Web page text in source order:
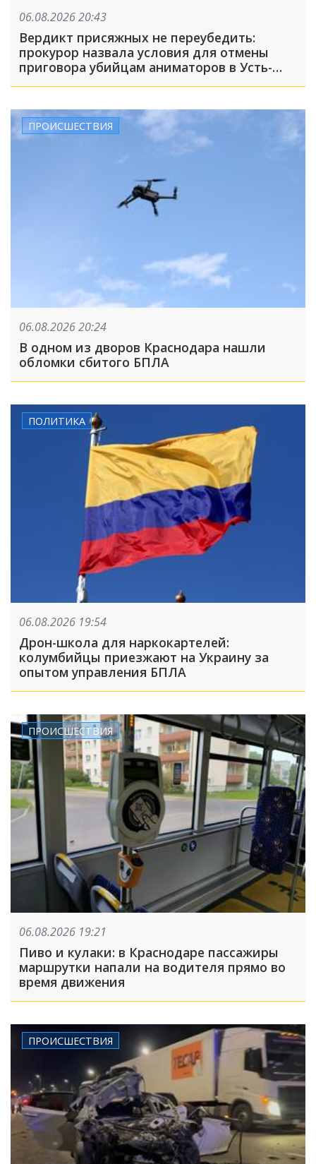
06.08.2026 20:43
Вердикт присяжных не переубедить:
прокурор назвала условия для отмены
приговора убийцам аниматоров в Усть-
ПРОИСШЕСТВИЯ
06.08.2026 20:24
В одном из дворов Краснодара нашли
обломки сбитого БПЛА
ПОЛИТИКА
06.08.2026 19:54
Дрон-школа для наркокартелей:
колумбийцы приезжают на Украину за
опытом управления БПЛА
ПРОИСШЕСТВИЯ
06.08.2026 19:21
Пиво и кулаки: в Краснодаре пассажиры
маршрутки напали на водителя прямо во
время движения
ПРОИСШЕСТВИЯ